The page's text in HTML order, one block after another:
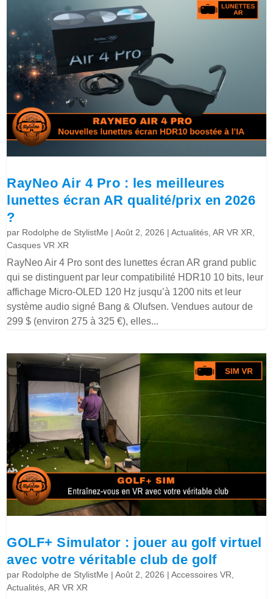
RayNeo Air 4 Pro : les meilleures
lunettes écran AR qualité/prix en 2026
?
par Rodolphe de StylistMe |Août 2, 2026 |Actualités,AR VR XR,
Casques VR XR
RayNeo Air 4 Pro sont des lunettes écran AR grand public
qui se distinguent par leur compatibilité HDR10 10 bits, leur
affichage Micro-OLED 120 Hz jusqu’à 1200 nits et leur
système audio signé Bang & Olufsen. Vendues autour de
299 $ (environ 275 à 325 €), elles...
GOLF+ Simulator : jouer au golf virtuel
avec votre véritable club de golf
par Rodolphe de StylistMe |Août 2, 2026 |Accessoires VR,
Actualités,AR VR XR